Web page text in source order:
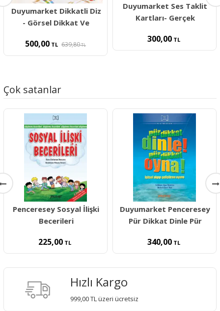
Duyumarket Dikkatli Diz
- Görsel Dikkat Ve
500,00 TL 639,80TL
Duyumarket Ses Taklit
Kartları- Gerçek
300,00 TL
Çok satanlar
Penceresey Sosyal İlişki
Becerileri
225,00 TL
Duyumarket Penceresey
Pür Dikkat Dinle Pür
340,00 TL
Hızlı Kargo
999,00 TL üzeri ücretsiz